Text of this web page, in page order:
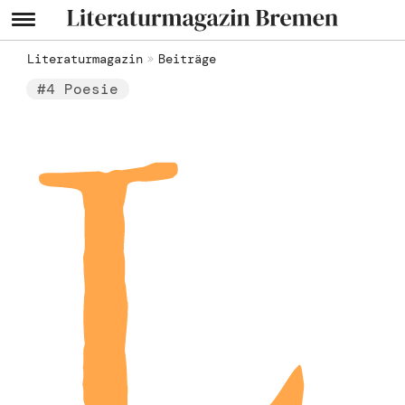
Literaturmagazin Beiträge
#4 Poesie
L